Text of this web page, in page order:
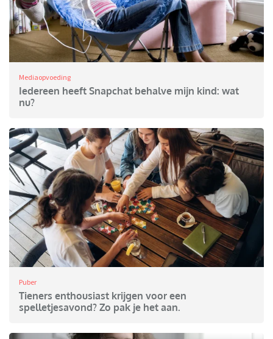
Mediaopvoeding
Iedereen heeft Snapchat behalve mijn kind: wat
nu?
Puber
Tieners enthousiast krijgen voor een
spelletjesavond? Zo pak je het aan.